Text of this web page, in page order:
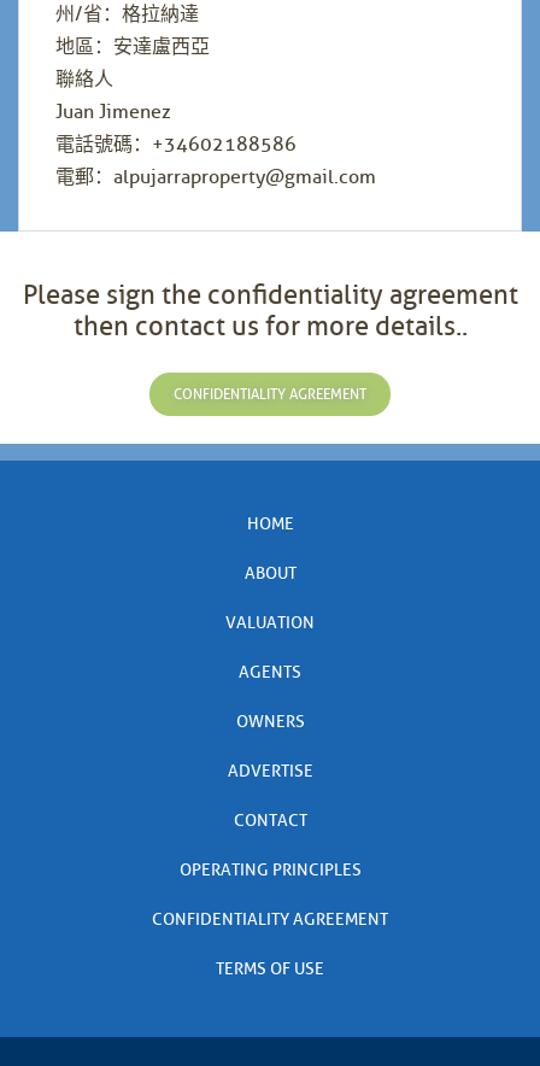
州/省：格拉納達
地區：安達盧西亞
聯絡人
Juan Jimenez
電話號碼：+34602188586
電郵：alpujarraproperty@gmail.com
Please sign the confidentiality agreement
then contact us for more details..
CONFIDENTIALITY AGREEMENT
HOME
ABOUT
VALUATION
AGENTS
OWNERS
ADVERTISE
CONTACT
OPERATING PRINCIPLES
CONFIDENTIALITY AGREEMENT
TERMS OF USE